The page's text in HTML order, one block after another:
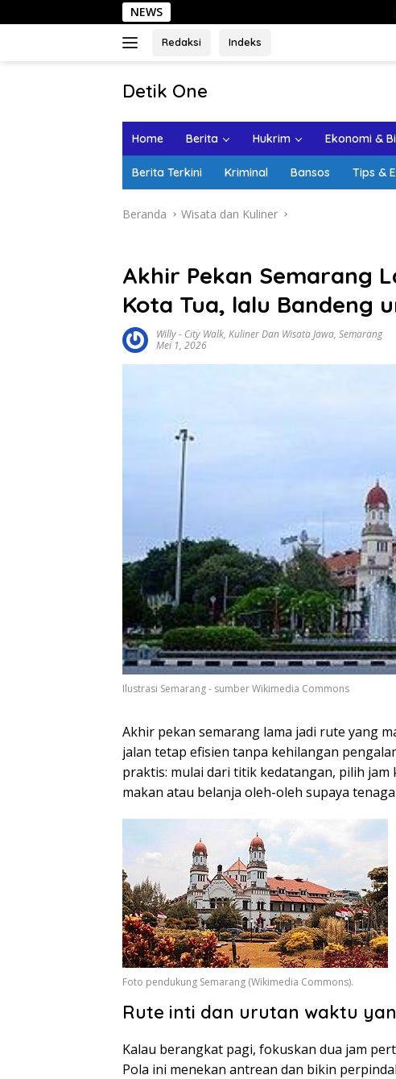
ke
NEWS Sehari di Kota
Redaksi Indeks
Detik One
Ungkap
Home Berita Hukrim Ekonomi &
Berita Terkini Kriminal Bansos Tips &
Beranda Wisata dan Kuliner
Akhir Pekan Semarang
Kota Tua, lalu Bandeng
Willy- City Walk, Kuliner Dan Wisata Jawa, Semarang
Mei 1, 2026
Ilustrasi Semarang - sumber Wikimedia Commons
Akhir pekan semarang lama jadi rute yang
jalan tetap efisien tanpa kehilangan
praktis: mulai dari titik kedatangan, pilih
makan atau belanja oleh-oleh supaya
Foto pendukung Semarang (Wikimedia Commons).
Rute inti dan urutan waktu
Kalau berangkat pagi, fokuskan dua jam
Pola ini menekan antrean dan bikin